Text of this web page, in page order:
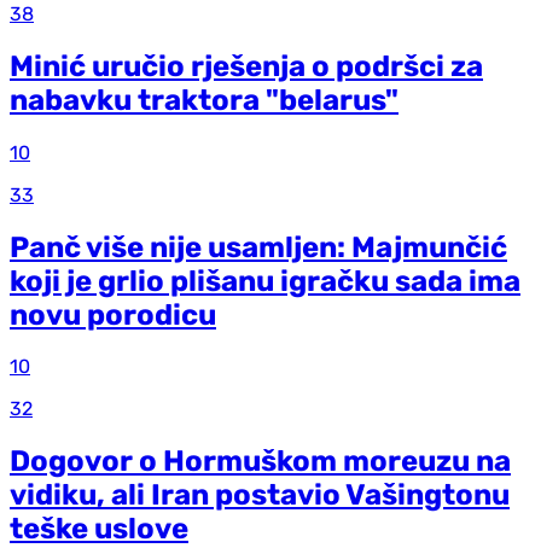
38
Minić uručio rješenja o podršci za
nabavku traktora "belarus"
10
33
Panč više nije usamljen: Majmunčić
koji je grlio plišanu igračku sada ima
novu porodicu
10
32
Dogovor o Hormuškom moreuzu na
vidiku, ali Iran postavio Vašingtonu
teške uslove